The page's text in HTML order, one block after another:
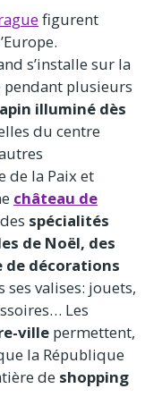
figurent
s’installe sur la
pendant plusieurs
illuminé dès
du centre
de la Paix et
château de
spécialités
de Noël, des
de décorations
ses valises: jouets,
Les
ville permettent,
la République
de shopping